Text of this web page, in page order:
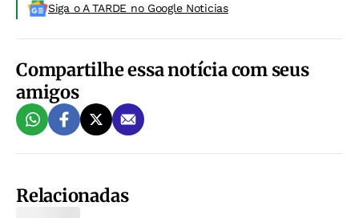
Siga o A TARDE no Google Noticias
Compartilhe essa notícia com seus
amigos
Relacionadas